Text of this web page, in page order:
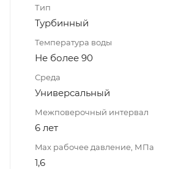
Тип
Турбинный
Температура воды
Не более 90
Среда
Универсальный
Межповерочный интервал
6 лет
Max рабочее давление, МПа
1,6